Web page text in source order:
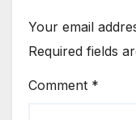
Your email
Required fields
Comment *